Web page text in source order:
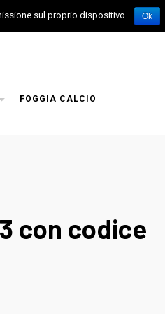
FOGGIA CALCIO
con codice
sul proprio dispositivo. Ok